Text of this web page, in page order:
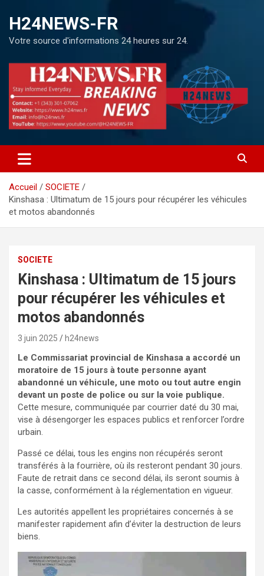
H24NEWS-FR
Votre source d'informations 24 heures sur 24.
Accueil
SOCIETE
Kinshasa : Ultimatum de 15 jours pour récupérer les véhicules
et motos abandonnés
SOCIETE
Kinshasa : Ultimatum de 15 jours
pour récupérer les véhicules et
motos abandonnés
3 juin 2025 h24news
Le Commissariat provincial de Kinshasa a accordé un
moratoire de 15 jours à toute personne ayant
abandonné un véhicule, une moto ou tout autre engin
devant un poste de police ou sur la voie publique.
Cette mesure, communiquée par courrier daté du 30 mai,
vise à désengorger les espaces publics et renforcer l’ordre
urbain.
Passé ce délai, tous les engins non récupérés seront
transférés à la fourrière, où ils resteront pendant 30 jours.
Faute de retrait dans ce second délai, ils seront soumis à
la casse, conformément à la réglementation en vigueur.
Les autorités appellent les propriétaires concernés à se
manifester rapidement afin d’éviter la destruction de leurs
biens.